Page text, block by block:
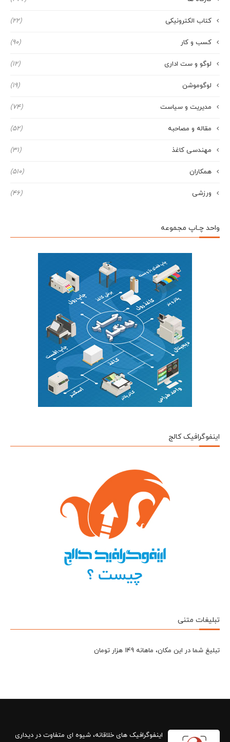
کتاب الکترونیکی (22)
کسب و کار (90)
لوگو و ست اداری (12)
لوگوموشن (19)
مدیریت و سیاست (74)
مقاله و مصاحبه (52)
مهندسی کاغذ (31)
همکاران (510)
ورزشی (46)
واحد چـاپ مجموعه
اینفوگرافیک کالج
تبلیغات متنی
تبلیغ شما در این مکان، ماهانه 149 هزار تومان